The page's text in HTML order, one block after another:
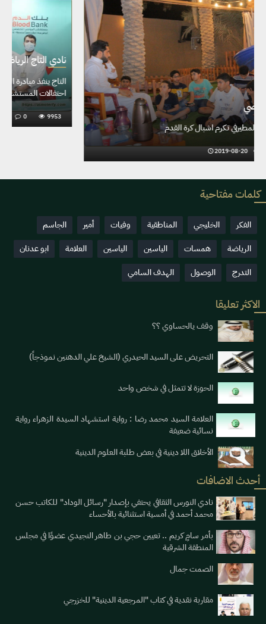
نادي التاج الرياضي
ادارة نادي التاج بالمطيرفي تكرم اشبال كرة القدم
10444
كلمات مفتاحية
الفكر الخليجي المناطقية وفيات أمير
الجاسم
الرياضة
همسات الياسين الياسين العلامة
ابو عدنان
التدرج
الوصول الهدف السامي
الاكثر تعليقا
وقف يالحساوي ؟؟
التحريض على السيد الحيدري (الشيخ علي الدهنين نموذجاً)
الحوزة لا تتمثل في شخص واحد
العلامة السيد محمد رضا : رواية استشهاد السيدة الزهراء رواية
نسائية ضعيفة
الأخلاق اللا دينية في بعض طلبة العلوم الدينية
أحدث الاضافات
نادي النورس الثقافي يحتفي بإصدار "رسائل الوداد" للكاتب حسن
محمد أحمد في أمسية استثنائية بالأحساء
بأمر سامٍ كريم .. تعيين حجي بن طاهر النجيدي عضوًا في مجلس
المنطقة الشرقية
الصمت جمال
مقاربة نقدية في كتاب "المرجعية الدينية" للخزرجي